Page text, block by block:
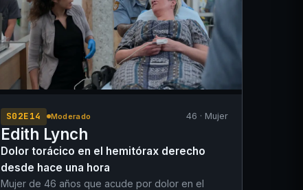
S02E14 Moderado 46 · Mujer
Edith Lynch
Dolor torácico en el hemitórax derecho
desde hace una hora
Mujer de 46 años que acude por dolor en el